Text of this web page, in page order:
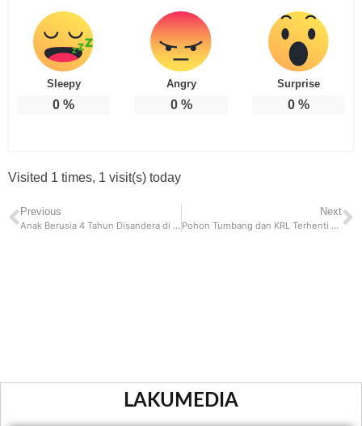
Sleepy
0 %
Angry
0%
Surprise
0%
Visited 1 times, 1 visit(s) today
Previous
Anak Berusia 4 Tahun Disandera di Pejaten, Pelaku adalah Teman Bisnis Orang Tua Korban
Next
Pohon Tumbang dan KRL Terhenti Akibat Hujan yang Disertai Angin Kencang di Depok
LAKUMEDIA